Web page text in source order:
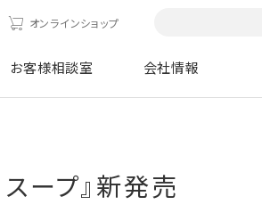
オンラインショップ
お客様相談室 会社情報
ープ』新発売